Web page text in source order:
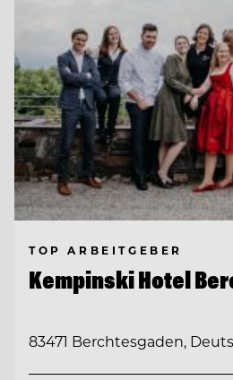
TOP ARBEITGEBER
Kempinski Hotel
83471 Berchtesgaden,